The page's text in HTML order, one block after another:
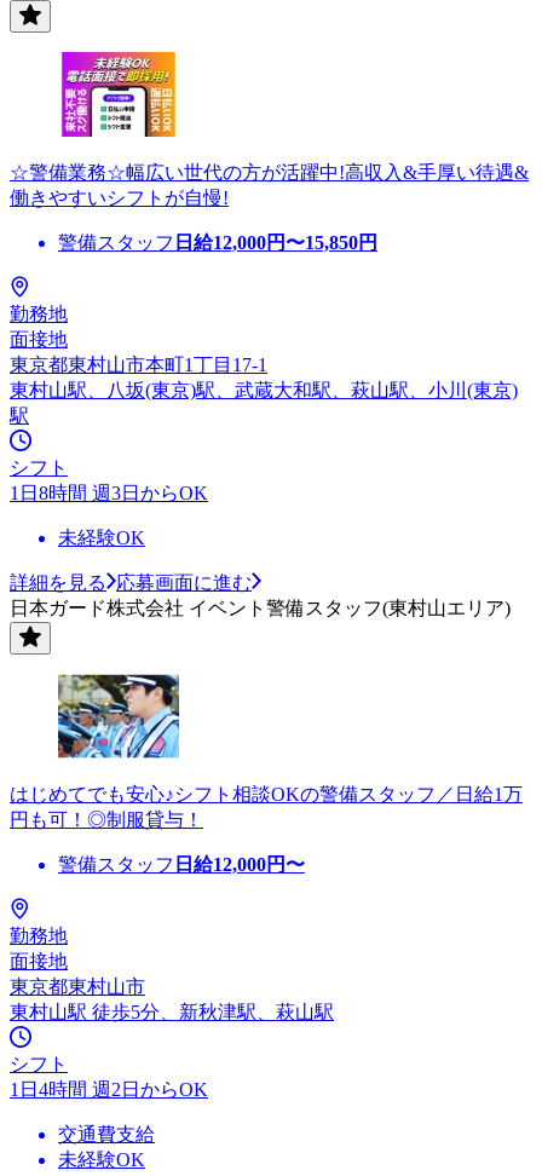
☆警備業務☆幅広い世代の方が活躍中!高収入&手厚い待遇&
働きやすいシフトが自慢!
警備スタッフ 日給12,000円〜15,850円
勤務地
面接地
東京都東村山市本町1丁目17-1
東村山駅、八坂(東京)駅、武蔵大和駅、萩山駅、小川(東京)
駅
シフト
1日8時間 週3日からOK
未経験OK
詳細を見る
応募画面に進む
日本ガード株式会社 イベント警備スタッフ(東村山エリア)
はじめてでも安心♪シフト相談OKの警備スタッフ／日給1万
円も可！◎制服貸与！
警備スタッフ 日給12,000円〜
勤務地
面接地
東京都東村山市
東村山駅 徒歩5分、新秋津駅、萩山駅
シフト
1日4時間 週2日からOK
交通費支給
未経験OK